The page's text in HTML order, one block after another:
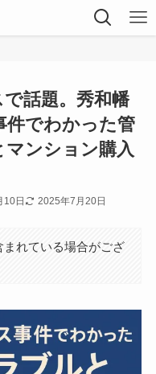
話題。秀和幡
件でわかった管
ンション購入
10日 2025年7月20日
れている場合がござ